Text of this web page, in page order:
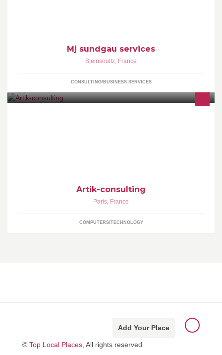
Mj sundgau services
Steinsoultz, France
CONSULTING/BUSINESS SERVICES
Artik-consulting
Paris, France
COMPUTERS/TECHNOLOGY
Add Your Place
© Top Local Places , All rights reserved